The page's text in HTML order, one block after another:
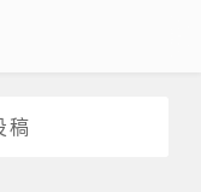
稿